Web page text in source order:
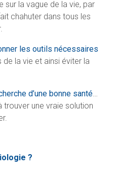
sur la vague de la vie, par
chahuter dans tous les
les outils nécessaires
la vie et ainsi éviter la
d’une bonne santé…
trouver une vraie solution
?